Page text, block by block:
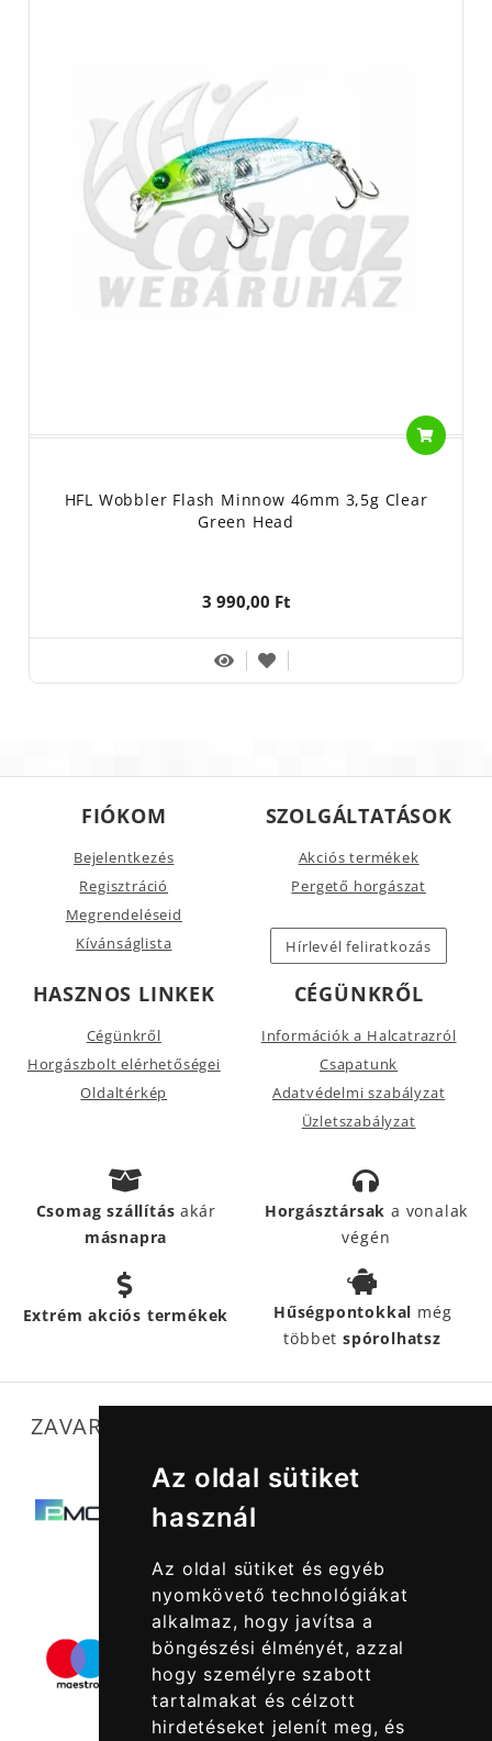
Az oldal sütiket
használ
Az oldal sütiket és egyéb
nyomkövető technológiákat
alkalmaz, hogy javítsa a
böngészési élményét, azzal
hogy személyre szabott
tartalmakat és célzott
hirdetéseket jelenít meg, és
HFL Wobbler Flash Minnow 46mm 3,5g Clear
Green Head
3 990,00 Ft
FIÓKOM
Bejelentkezés
Regisztráció
Megrendeléseid
Kívánságlista
SZOLGÁLTATÁSOK
Akciós termékek
Pergető horgászat
Hírlevél feliratkozás
HASZNOS LINKEK
Cégünkről
Horgászbolt elérhetőségei
Oldaltérkép
CÉGÜNKRŐL
Információk a Halcatrazról
Csapatunk
Adatvédelmi szabályzat
Üzletszabályzat
Csomag szállításakár
másnapra
Horgásztársak a vonalak
végén
Extrém akciós termékek Hűségpontokkal még
többetspórolhatsz
ZAVARTALAN MŰKÖDÉSÜNKET SEGÍTIK